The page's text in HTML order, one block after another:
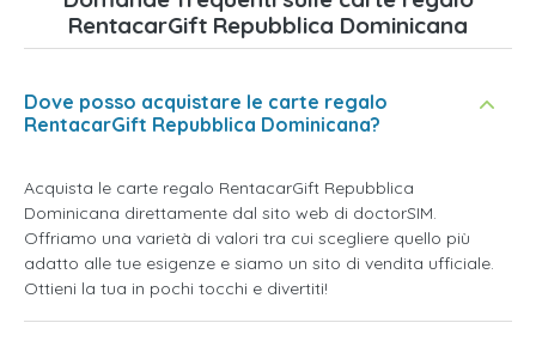
RentacarGift Repubblica Dominicana
Dove posso acquistare le carte regalo
RentacarGift Repubblica Dominicana?
Acquista le carte regalo RentacarGift Repubblica
Dominicana direttamente dal sito web di doctorSIM.
Offriamo una varietà di valori tra cui scegliere quello più
adatto alle tue esigenze e siamo un sito di vendita ufficiale.
Ottieni la tua in pochi tocchi e divertiti!